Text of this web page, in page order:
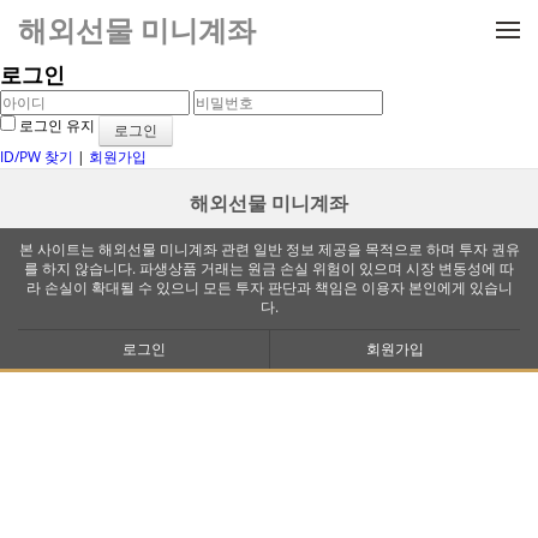
메뉴 건너뛰기
해외선물 미니계좌
로그인
로그인 유지
ID/PW 찾기 | 회원가입
해외선물 미니계좌
본 사이트는 해외선물 미니계좌 관련 일반 정보 제공을 목적으로 하며 투자 권유
를 하지 않습니다. 파생상품 거래는 원금 손실 위험이 있으며 시장 변동성에 따
라 손실이 확대될 수 있으니 모든 투자 판단과 책임은 이용자 본인에게 있습니
다.
로그인 회원가입